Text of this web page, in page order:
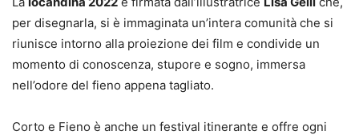
per disegnarla, si è immaginata un’intera comunità che si
riunisce intorno alla proiezione dei film e condivide un
momento di conoscenza, stupore e sogno, immersa
nell’odore del fieno appena tagliato.
Corto e Fieno è anche un festival itinerante e offre ogni